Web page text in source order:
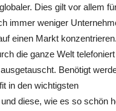
Dies gilt vor allem
immer weniger
einen Markt
die ganze Welt
Benötigt
in den wichtigsten
diese, wie es so schön